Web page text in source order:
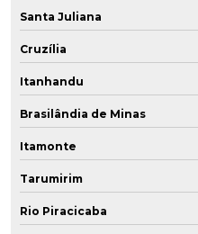
Santa Juliana
Cruzília
Itanhandu
Brasilândia de Minas
Itamonte
Tarumirim
Rio Piracicaba